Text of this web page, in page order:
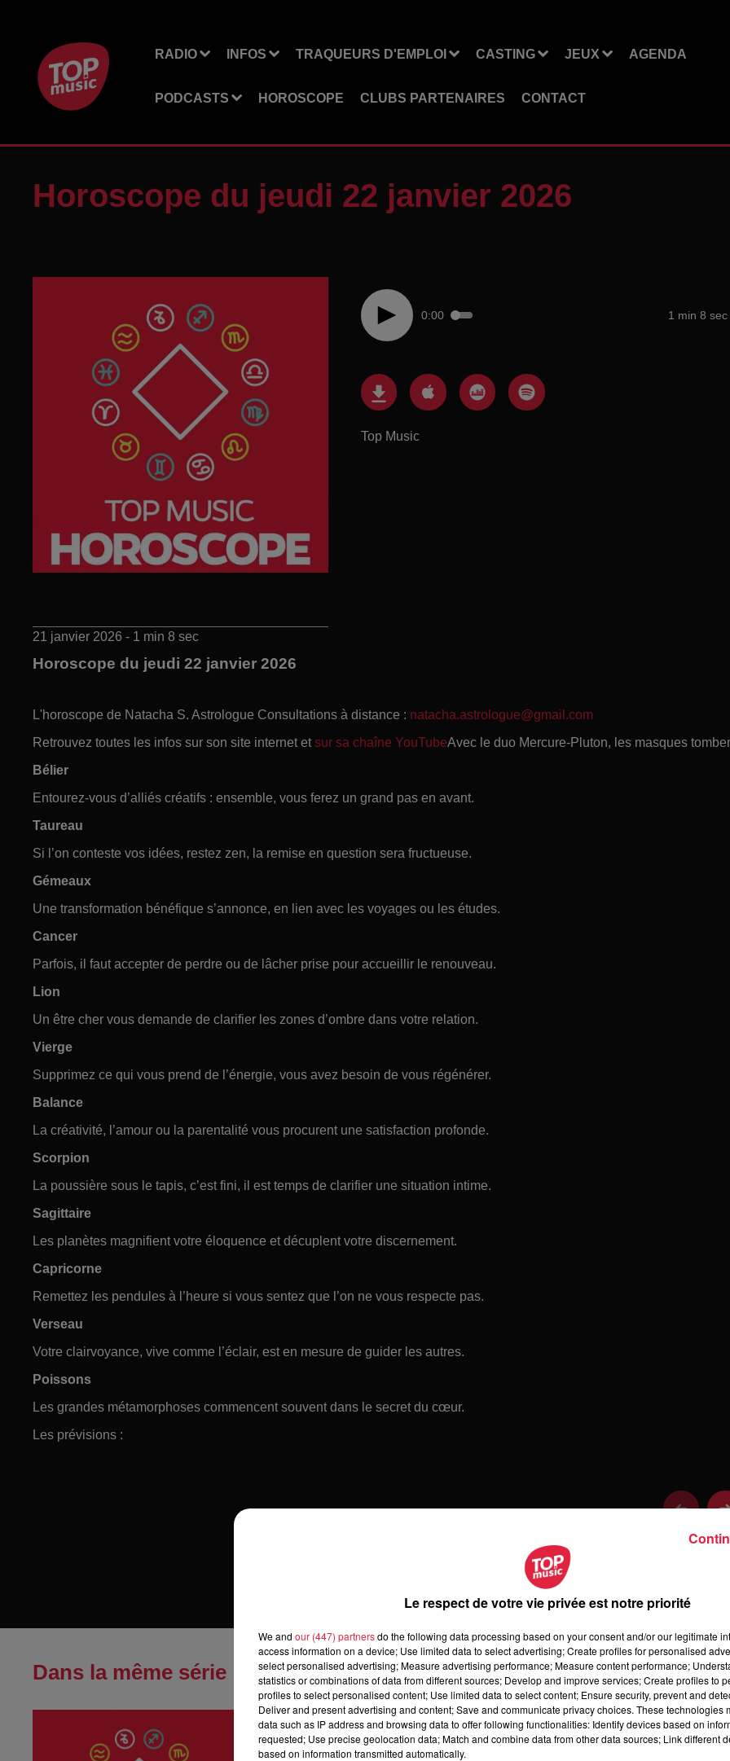
RADIO INFOS TRAQUEURS D'EMPLOI CASTING JEUX AGENDA
PODCASTS HOROSCOPE CLUBS PARTENAIRES CONTACT
Horoscope du jeudi 22 janvier 2026
0:00 1 min 8 sec
Top Music
21 janvier 2026 - 1 min 8 sec
Horoscope du jeudi 22 janvier 2026
L'horoscope de Natacha S. Astrologue Consultations à distance : natacha.astrologue@gmail.com
Retrouvez toutes les infos sur son site internet et sur sa chaîne YouTubeAvec le duo Mercure-Pluton, les masques
Bélier
Entourez-vous d’alliés créatifs : ensemble, vous ferez un grand pas en avant.
Taureau
Si l’on conteste vos idées, restez zen, la remise en question sera fructueuse.
Gémeaux
Une transformation bénéfique s’annonce, en lien avec les voyages ou les études.
Cancer
Parfois, il faut accepter de perdre ou de lâcher prise pour accueillir le renouveau.
Lion
Un être cher vous demande de clarifier les zones d’ombre dans votre relation.
Vierge
Supprimez ce qui vous prend de l’énergie, vous avez besoin de vous régénérer.
Balance
La créativité, l’amour ou la parentalité vous procurent une satisfaction profonde.
Scorpion
La poussière sous le tapis, c’est fini, il est temps de clarifier une situation intime.
Sagittaire
Les planètes magnifient votre éloquence et décuplent votre discernement.
Capricorne
Remettez les pendules à l’heure si vous sentez que l’on ne vous respecte pas.
Verseau
Votre clairvoyance, vive comme l’éclair, est en mesure de guider les autres.
Poissons
Les grandes métamorphoses commencent souvent dans le secret du cœur.
Les prévisions :
Dans la même série
Horoscope du samedi 08 août 2026
Horoscope du samedi 08 août 2026
Le respect de votre vie privée est notre priorité
We and our (447) partnersdo the following data processing based on your consent and/or our legitimate
access information on a device; Use limited data to select advertising; Create profiles for personalised
select personalised advertising; Measure advertising performance; Measure content performance;
statistics or combinations of data from different sources; Develop and improve services; Create profiles to
profiles to select personalised content; Use limited data to select content; Ensure security, prevent and
Deliver and present advertising and content; Save and communicate privacy choices. These technologies
data such as IP address and browsing data to offer following functionalities: Identify devices based on
requested; Use precise geolocation data; Match and combine data from other data sources; Link different
based on information transmitted automatically.